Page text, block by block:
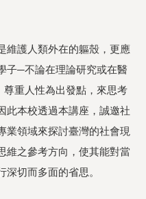
維護人類外在的軀殼，更應
子─不論在理論研究或在醫
重人性為出發點，來思考
此本校透過本講座，誠邀社
業領域來探討臺灣的社會現
維之參考方向，使其能對當
切而多面的省思。